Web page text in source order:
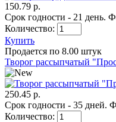
150.79 р.
Срок годности - 21 день.
Количество:
Купить
Продается по 8.00 штук
Творог рассыпчатый
250.45 р.
Срок годности - 35 дней.
Количество: